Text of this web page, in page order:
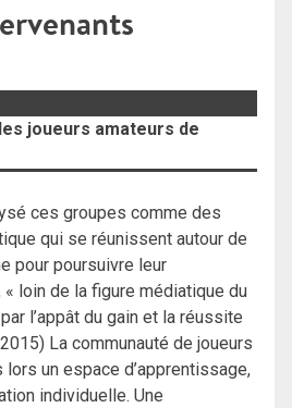
joueurs amateurs de
ces groupes comme des
qui se réunissent autour de
pour poursuivre leur
loin de la figure médiatique du
l’appât du gain et la réussite
La communauté de joueurs
un espace d’apprentissage,
individuelle. Une